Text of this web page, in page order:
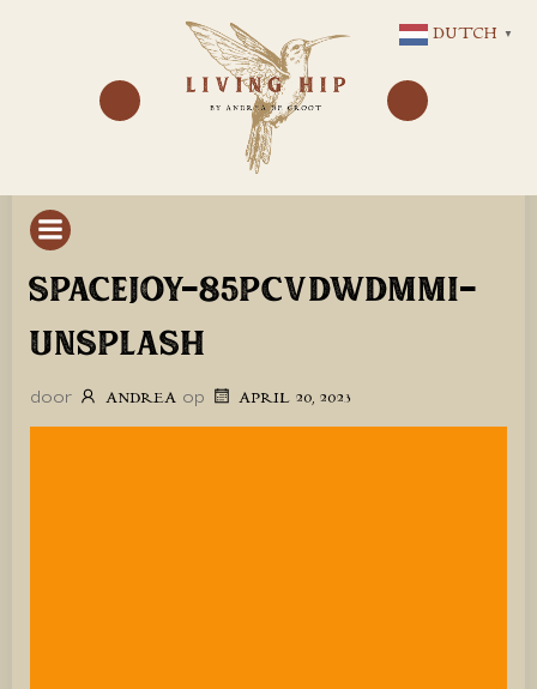
NAAR
DE
INHOUD
SPACEJOY-85PCVDWDMMI-
UNSPLASH
door ANDREA op APRIL 20, 2023
DUTCH ▼